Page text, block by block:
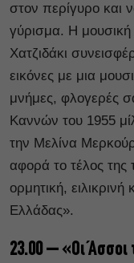
στον περίγυρο και
γύρισμα. Η
Χατζιδάκι
εικόνες με μια
μνήμες, φλογερές
Καννών του 1955
την Μελίνα
αφορά το τέλος της
ορμητική,
Ελλάδας».
23.00 – «Οι Άσσοι